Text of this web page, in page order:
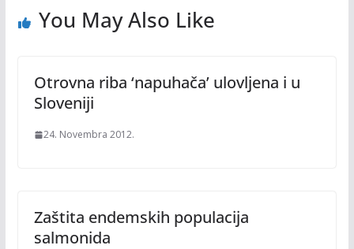
You May Also Like
Otrovna riba ‘napuhača’ ulovljena i u
Sloveniji
24. Novembra 2012.
Zaštita endemskih populacija
salmonida